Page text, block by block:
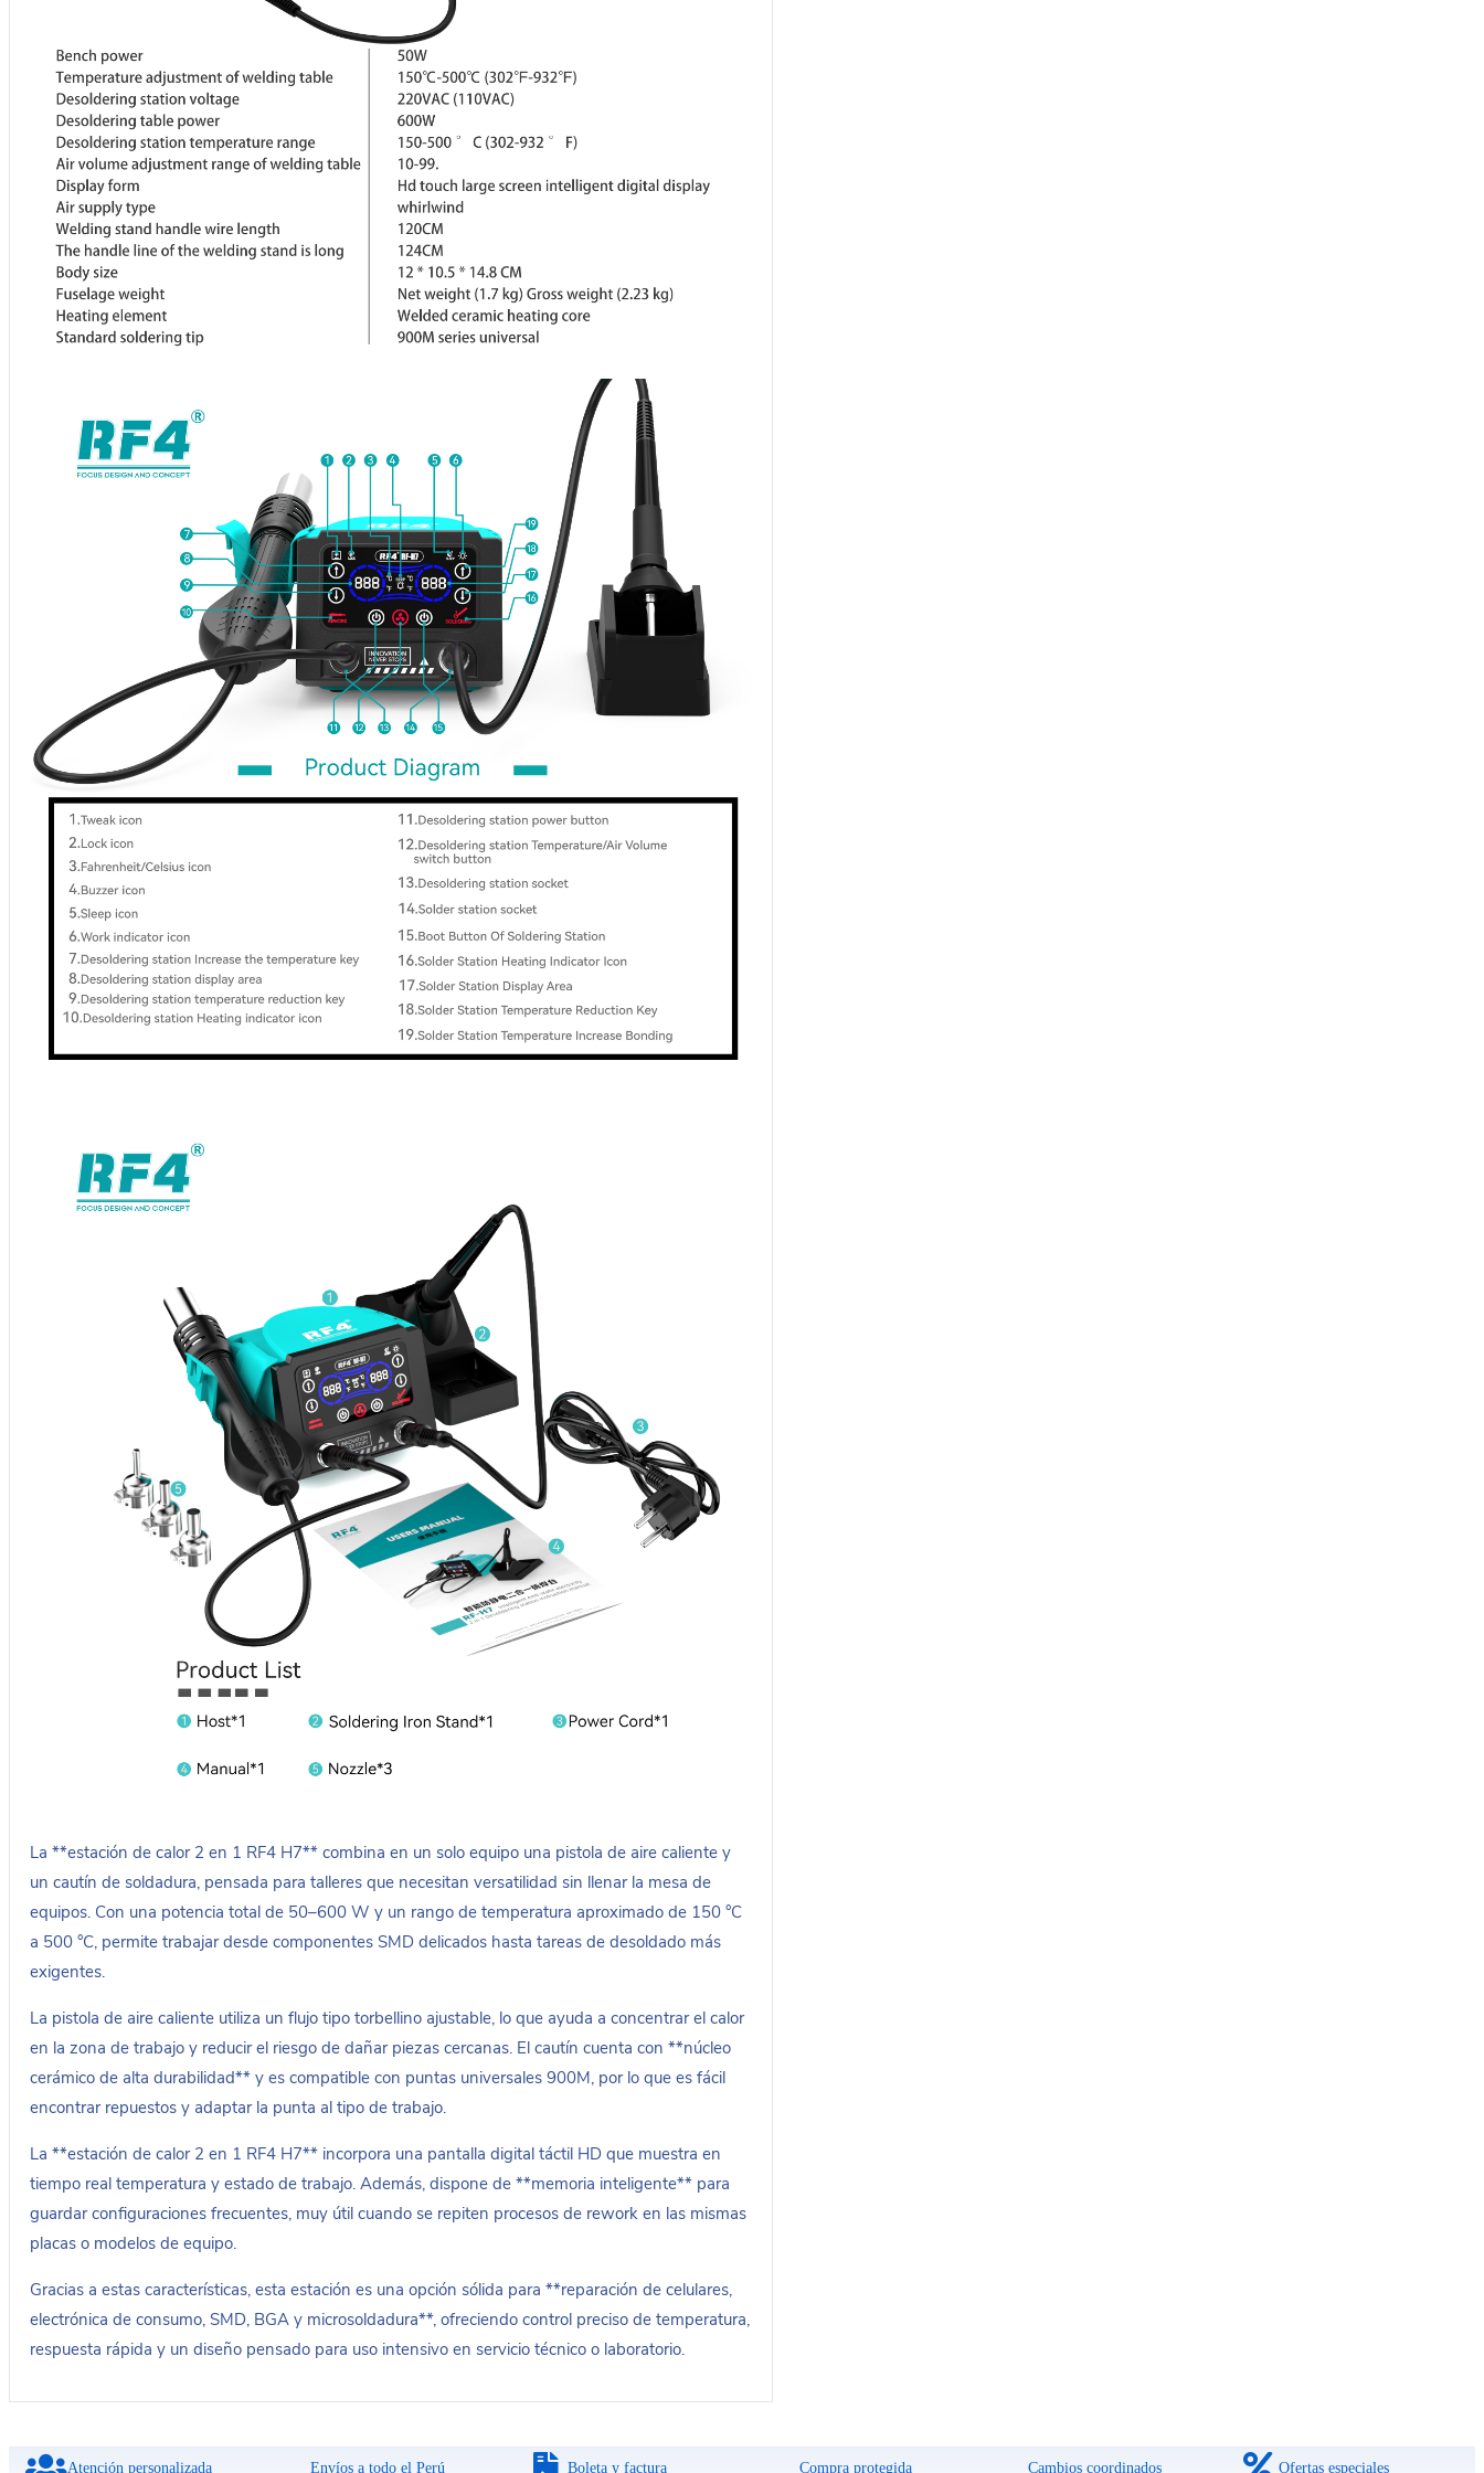
La **estación de calor 2 en 1 RF4 H7** combina en un solo equipo una pistola de aire caliente y
un cautín de soldadura, pensada para talleres que necesitan versatilidad sin llenar la mesa de
equipos. Con una potencia total de 50–600 W y un rango de temperatura aproximado de 150 °C
a 500 °C, permite trabajar desde componentes SMD delicados hasta tareas de desoldado más
exigentes.
La pistola de aire caliente utiliza un flujo tipo torbellino ajustable, lo que ayuda a concentrar el calor
en la zona de trabajo y reducir el riesgo de dañar piezas cercanas. El cautín cuenta con **núcleo
cerámico de alta durabilidad** y es compatible con puntas universales 900M, por lo que es fácil
encontrar repuestos y adaptar la punta al tipo de trabajo.
La **estación de calor 2 en 1 RF4 H7** incorpora una pantalla digital táctil HD que muestra en
tiempo real temperatura y estado de trabajo. Además, dispone de **memoria inteligente** para
guardar configuraciones frecuentes, muy útil cuando se repiten procesos de rework en las mismas
placas o modelos de equipo.
Gracias a estas características, esta estación es una opción sólida para **reparación de celulares,
electrónica de consumo, SMD, BGA y microsoldadura**, ofreciendo control preciso de temperatura,
respuesta rápida y un diseño pensado para uso intensivo en servicio técnico o laboratorio.
Atención personalizada Envíos a todo el Perú Boleta y factura Compra protegida Cambios coordinados Ofertas especiales